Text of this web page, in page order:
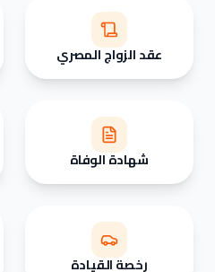
عقد الزواج المصري
شهادة الوفاة
رخصة القيادة